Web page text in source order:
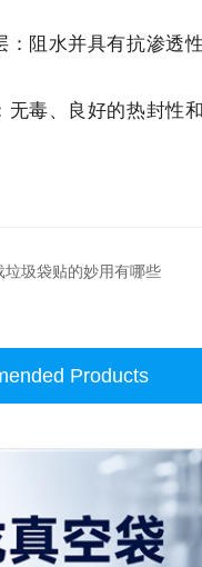
水并具有抗渗透性
、良好的热封性和
垃圾袋贴的妙用有哪些
Products